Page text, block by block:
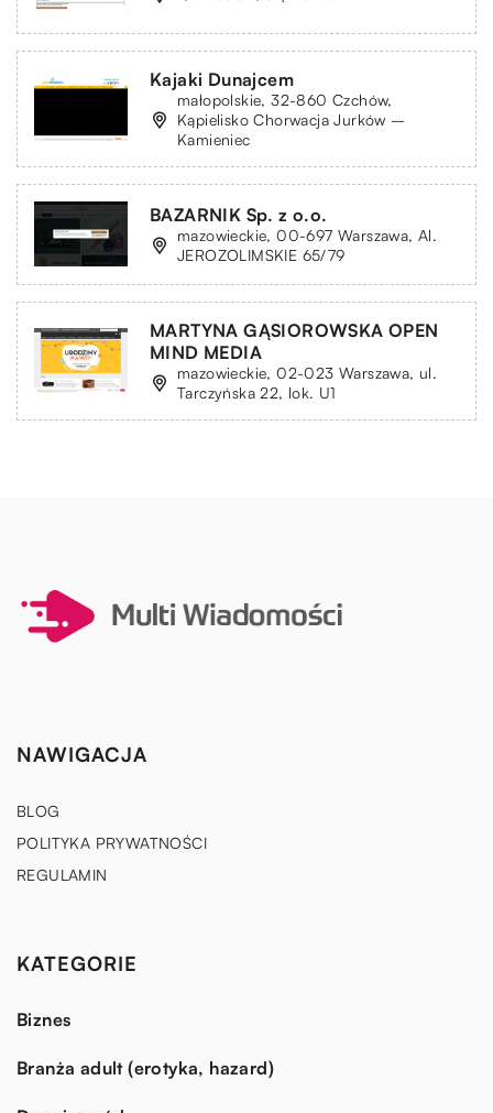
Kajaki Dunajcem
małopolskie, 32-860 Czchów,
Kąpielisko Chorwacja Jurków –
Kamieniec
BAZARNIK Sp. z o.o.
mazowieckie, 00-697 Warszawa, Al.
JEROZOLIMSKIE 65/79
MARTYNA GĄSIOROWSKA OPEN
MIND MEDIA
mazowieckie, 02-023 Warszawa, ul.
Tarczyńska 22, lok. U1
NAWIGACJA
BLOG
POLITYKA PRYWATNOŚCI
REGULAMIN
KATEGORIE
Biznes
Branża adult (erotyka, hazard)